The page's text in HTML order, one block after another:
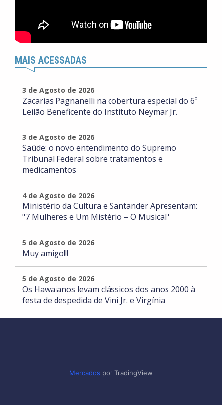
MAIS ACESSADAS
3 de Agosto de 2026
Zacarias Pagnanelli na cobertura especial do 6º
Leilão Beneficente do Instituto Neymar Jr.
3 de Agosto de 2026
Saúde: o novo entendimento do Supremo
Tribunal Federal sobre tratamentos e
medicamentos
4 de Agosto de 2026
Ministério da Cultura e Santander Apresentam:
"7 Mulheres e Um Mistério – O Musical"
5 de Agosto de 2026
Muy amigo!!!
5 de Agosto de 2026
Os Hawaianos levam clássicos dos anos 2000 à
festa de despedida de Vini Jr. e Virgínia
Mercados por TradingView